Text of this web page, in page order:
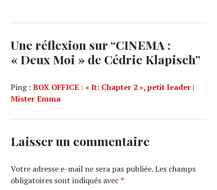
Une réflexion sur “CINEMA :
« Deux Moi » de Cédric Klapisch”
Ping :BOX OFFICE : « It: Chapter 2 », petit leader |
Mister Emma
Laisser un commentaire
Votre adresse e-mail ne sera pas publiée. Les champs
obligatoires sont indiqués avec*